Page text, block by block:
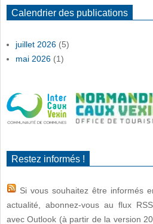
Calendrier des publications
juillet 2026 (5)
mai 2026 (1)
Restez informés !
Si vous souhaitez être informés
actualité, abonnez-vous au flux
avec Outlook (à partir de la version